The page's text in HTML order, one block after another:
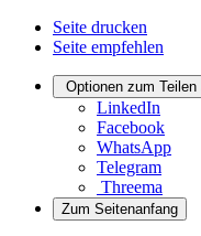
Seite drucken
Seite empfehlen
Optionen zum Teilen
LinkedIn
Facebook
WhatsApp
Telegram
Threema
Zum Seitenanfang